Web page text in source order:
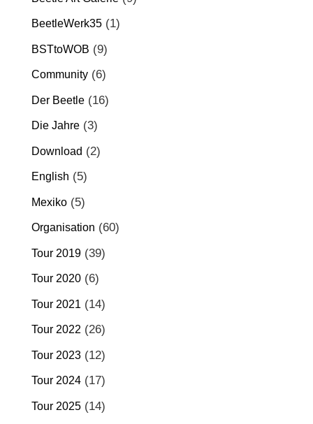
BeetleWerk35(1)
BSTtoWOB (9)
Community(6)
Der Beetle(16)
Die Jahre(3)
Download (2)
English (5)
Mexiko(5)
Organisation (60)
Tour 2019(39)
Tour 2020(6)
Tour 2021(14)
Tour 2022(26)
Tour 2023(12)
Tour 2024(17)
Tour 2025(14)